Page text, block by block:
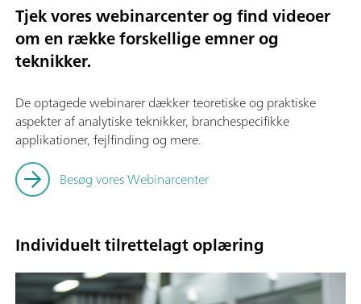
Tjek vores webinarcenter og find videoer
om en række forskellige emner og
teknikker.
De optagede webinarer dækker teoretiske og praktiske
aspekter af analytiske teknikker, branchespecifikke
applikationer, fejlfinding og mere.
Besøg vores Webinarcenter
Individuelt tilrettelagt oplæring